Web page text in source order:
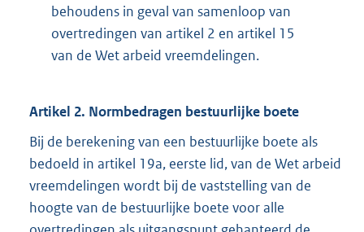
behoudens in geval van samenloop van
overtredingen van artikel 2 en artikel 15
van de Wet arbeid vreemdelingen.
Artikel 2. Normbedragen bestuurlijke boete
Bij de berekening van een bestuurlijke boete als
bedoeld in artikel 19a, eerste lid, van de Wet arbeid
vreemdelingen wordt bij de vaststelling van de
hoogte van de bestuurlijke boete voor alle